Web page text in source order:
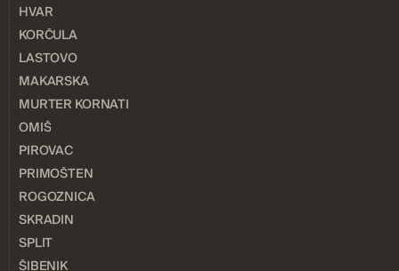
HVAR
KORČULA
LASTOVO
MAKARSKA
MURTER KORNATI
OMIŠ
PIROVAC
PRIMOŠTEN
ROGOZNICA
SKRADIN
SPLIT
ŠIBENIK